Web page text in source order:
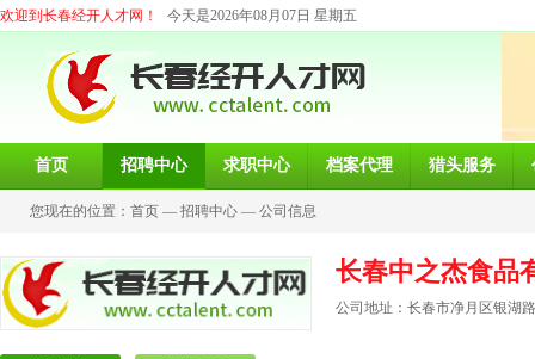
欢迎到长春经开人才网！ 今天是2026年08月07日 星期五
首页 招聘中心 求职中心 档案代理 猎头服务
您现在的位置： 首页 — 招聘中心 — 公司信息
长春中之杰食品
公司地址：长春市净月区银湖